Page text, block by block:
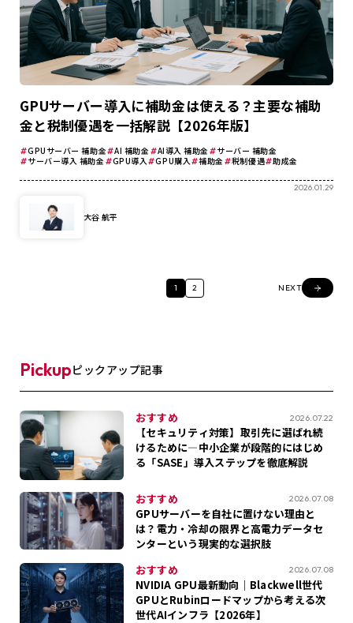
GPUサーバー導入に補助金は使える？主要な補助
金と税制優遇を一括解説【2026年版】
GPUサーバー 補助金 AI 補助金 AI導入 補助金
サーバー 補助金
サーバー導入 補助金
GPU導入 GPU購入 補助金 税制優遇 助成金
2026.01.29
大谷 航平
1 2 NEXT
Pickupピックアップ記事
おすすめ 2026.07.22
【セキュリティ対策】取引先に選ばれ続
けるために―中小企業が段階的にはじめ
る「SASE」導入ステップを徹底解説
おすすめ 2026.07.08
GPUサーバーを自社に置けない理由と
は？電力・冷却の限界と高電力データセ
ンターという現実的な選択肢
おすすめ
2026.07.08
NVIDIA GPU最新動向｜Blackwell世代
GPUとRubinロードマップから考える次
世代AIインフラ【2026年】